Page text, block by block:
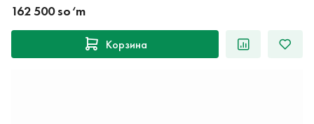
162 500 so‘m
Корзина